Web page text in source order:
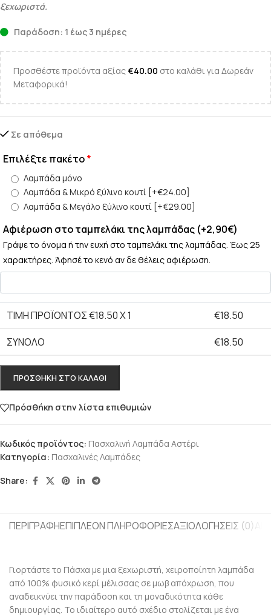
ξεχωριστά.
Παράδοση: 1 έως 3 ημέρες
Προσθέστε προϊόντα αξίας€40.00 στο καλάθι για Δωρεάν
Μεταφορικά!
Σε απόθεμα
Επιλέξτε πακέτο*
Λαμπάδα μόνο
Λαμπάδα & Μικρό ξύλινο κουτί [+€24.00]
Λαμπάδα & Μεγάλο ξύλινο κουτί [+€29.00]
Αφιέρωση στο ταμπελάκι της λαμπάδας (+2,90€)
Γράψε το όνομα ή την ευχή στο ταμπελάκι της λαμπάδας. Έως 25
χαρακτήρες. Άφησέ το κενό αν δε θέλεις αφιέρωση.
ΤΙΜΗ ΠΡΟΪΟΝΤΟΣ €18.50X 1 €18.50
ΣΎΝΟΛΟ
€18.50
ΠΡΟΣΘΉΚΗ ΣΤΟ ΚΑΛΆΘΙ
Πρόσθήκη στην λίστα επιθυμιών
Κωδικός προϊόντος: Πασχαλινή Λαμπάδα Αστέρι
Κατηγορία: Πασχαλινές Λαμπάδες
Share:
ΠΕΡΙΓΡΑΦΉΕΠΙΠΛΈΟΝ ΠΛΗΡΟΦΟΡΊΕΣΑΞΙΟΛΟΓΉΣΕΙΣ (0)
Γιορτάστε το Πάσχα με μια ξεχωριστή, χειροποίητη λαμπάδα
από 100% φυσικό κερί μέλισσας σε μωβ απόχρωση, που
αναδεικνύει την παράδοση και τη μοναδικότητα κάθε
δημιουργίας. Το ιδιαίτερο αυτό σχέδιο στολίζεται με ένα